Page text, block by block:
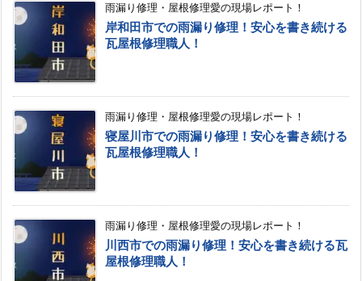
雨漏り修理・屋根修理愛の現場レポート！
岸和田市での雨漏り修理！安心を書き続ける
瓦屋根修理職人！
雨漏り修理・屋根修理愛の現場レポート！
寝屋川市での雨漏り修理！安心を書き続ける
瓦屋根修理職人！
雨漏り修理・屋根修理愛の現場レポート！
川西市での雨漏り修理！安心を書き続ける瓦
屋根修理職人！